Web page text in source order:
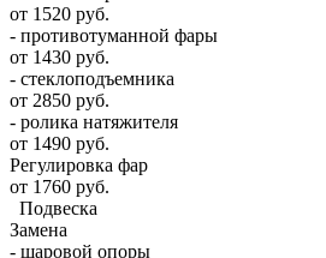
от 1520 руб.
- противотуманной фары
от 1430 руб.
- стеклоподъемника
от 2850 руб.
- ролика натяжителя
от 1490 руб.
Регулировка фар
от 1760 руб.
Подвеска
Замена
- шаровой опоры